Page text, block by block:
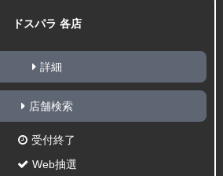
ドスパラ 各店
詳細
店舗検索
受付終了
Web抽選